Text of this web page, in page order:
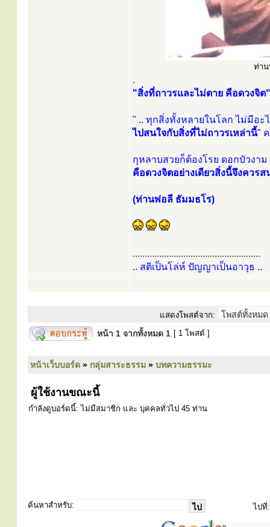
ท่าน
.
"สิ่งที่ถาวรและไม่ตาย คือดวงจิต"
" .. ทุกสิ่งทั้งหลายในโลก ไม่มีอ
ไปสนใจกับสิ่งที่ไม่ถาวรเหล่านี้"
กุหลาบสวยก็ต้องโรย ดอกบัวงา
คือดวงจิตอย่างเดียวสิ่งนี้จึงควร
(ท่านพ่อลี ธัมมธโร)
.....................................................
.. สติเป็นโล่ห์ ปัญญาเป็นอาวุธ ..
แสดงโพสต์จาก:
หน้า 1 จากทั้งหมด 1 [ 1 โพสต์ ]
หน้าเว็บบอร์ด » กลุ่มสาระธรรม » บทความธรรมะ
ผู้ใช้งานขณะนี้
กำลังดูบอร์ดนี้: ไม่มีสมาชิก และ บุคคลทั่วไป 45 ท่าน
ค้นหาสำหรับ: ไปที่: